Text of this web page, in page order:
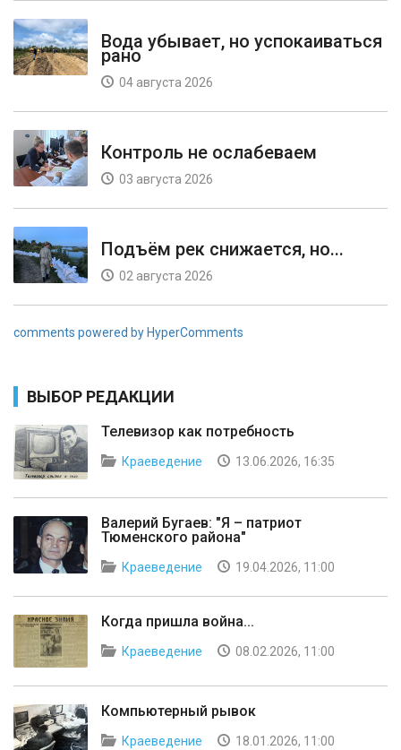
Вода убывает, но успокаиваться
рано
04 августа 2026
Контроль не ослабеваем
03 августа 2026
Подъём рек снижается, но...
02 августа 2026
comments powered by HyperComments
ВЫБОР РЕДАКЦИИ
Телевизор как потребность
Краеведение 13.06.2026, 16:35
Валерий Бугаев: "Я – патриот
Тюменского района"
Краеведение 19.04.2026, 11:00
Когда пришла война...
Краеведение 08.02.2026, 11:00
Компьютерный рывок
Краеведение 18.01.2026, 11:00